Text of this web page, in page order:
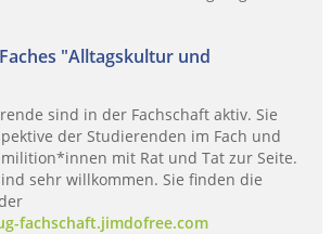
"Alltagskultur und
sind in der Fachschaft aktiv. Sie
der Studierenden im Fach und
mit Rat und Tat zur Seite.
sehr willkommen. Sie finden die
fachschaft.jimdofree.com